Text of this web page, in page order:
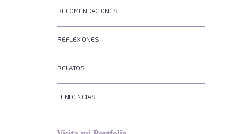
RECOMENDACIONES
REFLEXIONES
RELATOS
TENDENCIAS